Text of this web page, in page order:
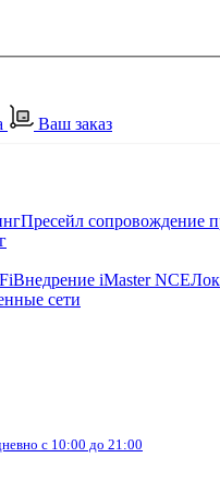
Ваш заказ
Пресейл сопровождение
Внедрение iMaster NCE
сети
с 10:00 до 21:00